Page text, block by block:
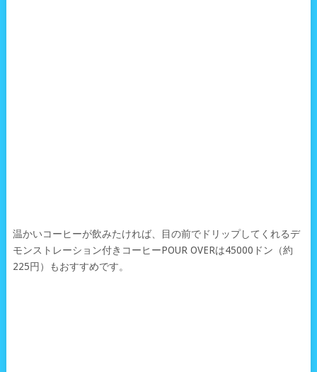
温かいコーヒーが飲みたければ、目の前でドリップしてくれるデ
モンストレーション付きコーヒーPOUR OVERは45000ドン（約
225円）もおすすめです。